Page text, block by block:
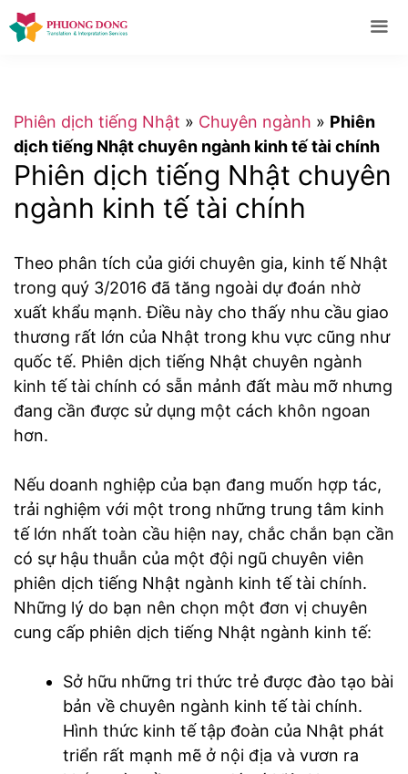
Skip
to
Phiên dịch tiếng Nhật » Chuyên ngành » Phiên
dịch tiếng Nhật chuyên ngành kinh tế tài chính
Phiên dịch tiếng Nhật chuyên
ngành kinh tế tài chính
Theo phân tích của giới chuyên gia, kinh tế Nhật
trong quý 3/2016 đã tăng ngoài dự đoán nhờ
xuất khẩu mạnh. Điều này cho thấy nhu cầu giao
thương rất lớn của Nhật trong khu vực cũng như
quốc tế. Phiên dịch tiếng Nhật chuyên ngành
kinh tế tài chính có sẵn mảnh đất màu mỡ nhưng
đang cần được sử dụng một cách khôn ngoan
hơn.
Nếu doanh nghiệp của bạn đang muốn hợp tác,
trải nghiệm với một trong những trung tâm kinh
tế lớn nhất toàn cầu hiện nay, chắc chắn bạn cần
có sự hậu thuẫn của một đội ngũ chuyên viên
phiên dịch tiếng Nhật ngành kinh tế tài chính.
Những lý do bạn nên chọn một đơn vị chuyên
cung cấp phiên dịch tiếng Nhật ngành kinh tế:
Sở hữu những tri thức trẻ được đào tạo bài
bản về chuyên ngành kinh tế tài chính.
Hình thức kinh tế tập đoàn của Nhật phát
triển rất mạnh mẽ ở nội địa và vươn ra